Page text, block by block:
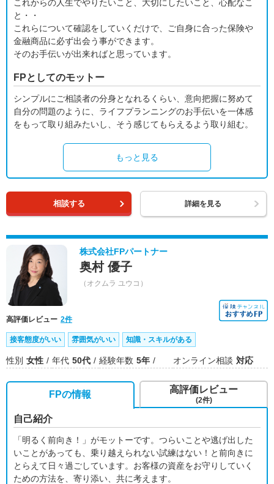
これからの人生でやりたいこと、大切にしたいこと、心配なこ
と・・
これらについて確認をしていくだけで、ご自身に合った保険や
金融商品に必ず出会う事ができます。
そのお手伝いが出来ればと思っています。
FPとしてのモットー
シンプルにご相談者の分身となれるくらい、意向把握に努めて
自分の問題のように、ライフプランニングのお手伝いを一体感
をもって取り組みたいし、そう感じてもらえるよう取り組む。
もっと見る
相談する 詳細を見る
株式会社FPパートナー
奥村 優子
（オクムラ ユウコ）
高評価レビュー 2件
接客態度がいい 雰囲気がいい 知識・スキルがある
性別 女性 年代 50代 経験年数 5年 オンライン相談 対応
FPの情報
自己紹介
「明るく前向き！」がモットーです。つらいことや逃げ出した
いことがあっても、乗り越えられない試練はない！と前向きに
とらえて日々過ごしています。お客様の資産をお守りしていく
ための方法を、寄り添い、共に考えます。
高評価レビュー
(2件)